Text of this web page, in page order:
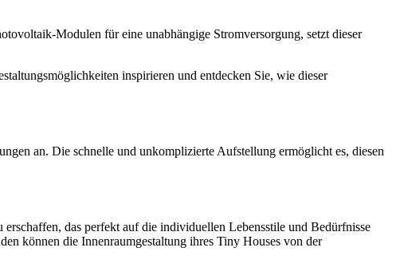
Modulen für eine unabhängige Stromversorgung, setzt dieser
inspirieren und entdecken Sie, wie dieser
an. Die schnelle und unkomplizierte Aufstellung ermöglicht es, diesen
das perfekt auf die individuellen Lebensstile und Bedürfnisse
können die Innenraumgestaltung ihres Tiny Houses von der